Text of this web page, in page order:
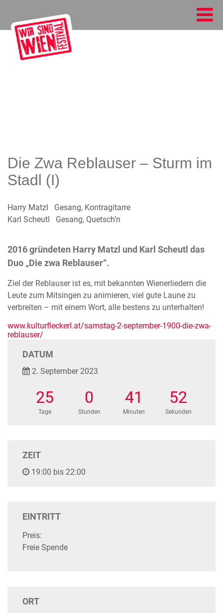
Die Zwa Reblauser – Sturm im
Stadl (I)
Harry Matzl Gesang, Kontragitarre
Karl Scheutl Gesang, Quetsch’n
2016 gründeten Harry Matzl und Karl Scheutl das
Duo „Die zwa Reblauser“.
Ziel der Reblauser ist es, mit bekannten Wienerliedern die
Leute zum Mitsingen zu animieren, viel gute Laune zu
verbreiten – mit einem Wort, alle bestens zu unterhalten!
www.kulturfleckerl.at/samstag-2-september-1900-die-zwa-
reblauser/
DATUM
2. September 2023
25
Tage
0
Stunden
41
Minuten
52
Sekunden
ZEIT
19:00 bis 22:00
EINTRITT
Preis:
Freie Spende
ORT